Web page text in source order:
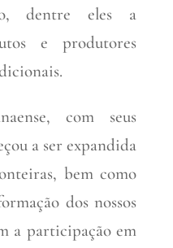
dentre eles a
e produtores
com seus
a ser expandida
bem como
dos nossos
a participação em